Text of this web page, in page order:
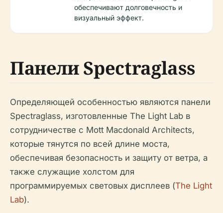
обеспечивают долговечность и
визуальный эффект.
Панели Spectraglass
Определяющей особенностью являются панели
Spectraglass, изготовленные The Light Lab в
сотрудничестве с Mott Macdonald Architects,
которые тянутся по всей длине моста,
обеспечивая безопасность и защиту от ветра, а
также служащие холстом для
программируемых световых дисплеев (The Light
Lab).